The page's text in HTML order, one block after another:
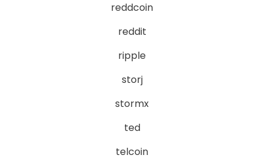
reddcoin
reddit
ripple
storj
stormx
ted
telcoin